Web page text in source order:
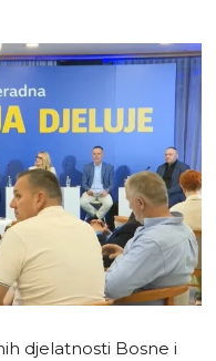
djelatnosti Bosne i